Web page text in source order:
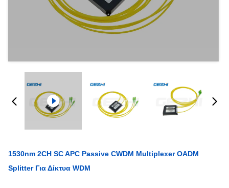
1530nm 2CH SC APC Passive CWDM Multiplexer OADM
Splitter Για Δίκτυα WDM